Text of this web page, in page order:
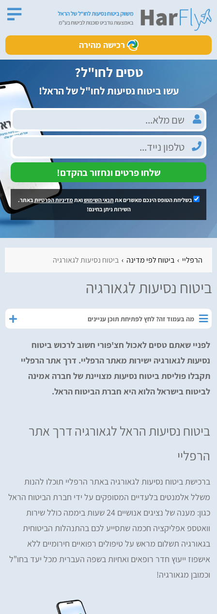
רכישה מהירה
טסים לחו"ל?
עשו ביטוח נסיעות לחו"ל של הראל!
שלחו פרטים ונחזור בהקדם!
בשליחת הטופס הינכם מאשרים את תנאי השימושואתמדיניות הפרטיותבאתר.
השירות ניתן בחינם!
הרפליי ביטוח לפי מדינה ביטוח נסיעות לגאורגיה
ביטוח נסיעות לגאורגיה
מה בעמוד זה? לחץ לפתיחת תוכן עניינים
לפניי שאתם טסים לאכול חצ'פורי חשוב לרכוש ביטוח
נסיעות לגאורגיה ישירות מאתר הרפליי. דרך אתר הרפליי
תקבלו פוליסת ביטוח נסיעות מצויינת של חברה אמינה
לביטוח בישראל הלוא היא חברת הביטוח הראל.
ביטוח נסיעות הראל לגאורגיה דרך אתר
הרפליי
ברכישת ביטוח נסיעות לגאורגיה באתר הרפליי תוכלו להנות
משלל אלמנטים בלעדיים המסופקים על ידי חברת הביטוח הראל
כגון: מענה של נציגים אנושיים 24 שעות ביממה כולל שירות
וואטספ אפליקציה חכמה שתסייע לכם בהתנהלות הביטוחית
בגאורגיה תשלום מראש על טיפולים רפואיים חירומיים ללא
אישפוז ייעוץ חדר רופאים ואחיות בשפה העברית מכל יעד בחו"ל
וכמובן מגאורגיה!